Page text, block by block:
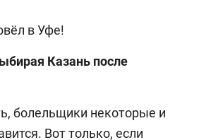
в Уфе!
Казань после
болельщики некоторые и
Вот только, если